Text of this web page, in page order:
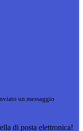
un messaggio
di posta elettronica!